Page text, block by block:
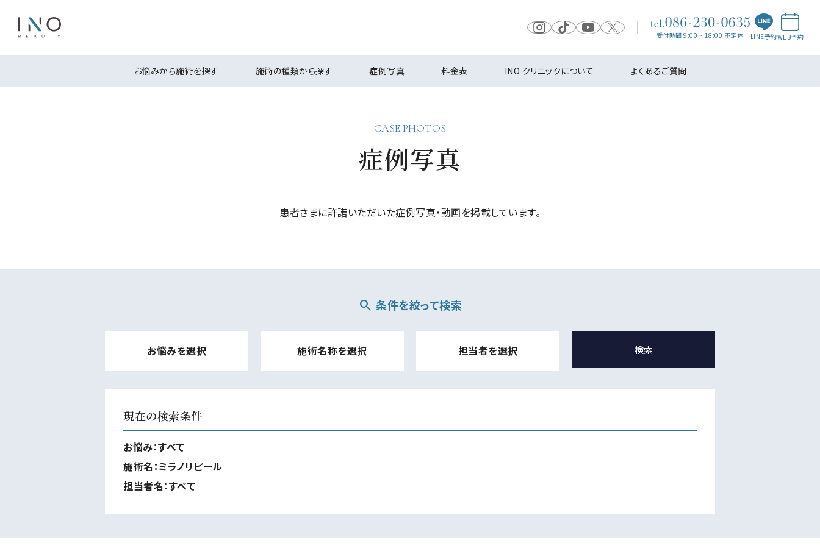
受付時間 9:00 ~ 18:00 不定休 LINE予約WEB予約
お悩みから施術を探す 施術の種類から探す 症例写真 料金表 INO クリニックについて よくあるご質問
CASE PHOTOS
症例写真
患者さまに許諾いただいた症例写真・動画を掲載しています。
search 条件を絞って検索
お悩みを選択 施術名称を選択 担当者を選択
現在の検索条件
お悩み：すべて
施術名：ミラノリピール
担当者名：すべて